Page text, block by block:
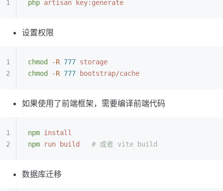
php artisan key:generate
设置权限
chmod -R 777 storage
chmod
-R 777 bootstrap/cache
如果使用了前端框架，需要编译前端代码
npm install
npm run build
   # 或者 vite build
数据库迁移